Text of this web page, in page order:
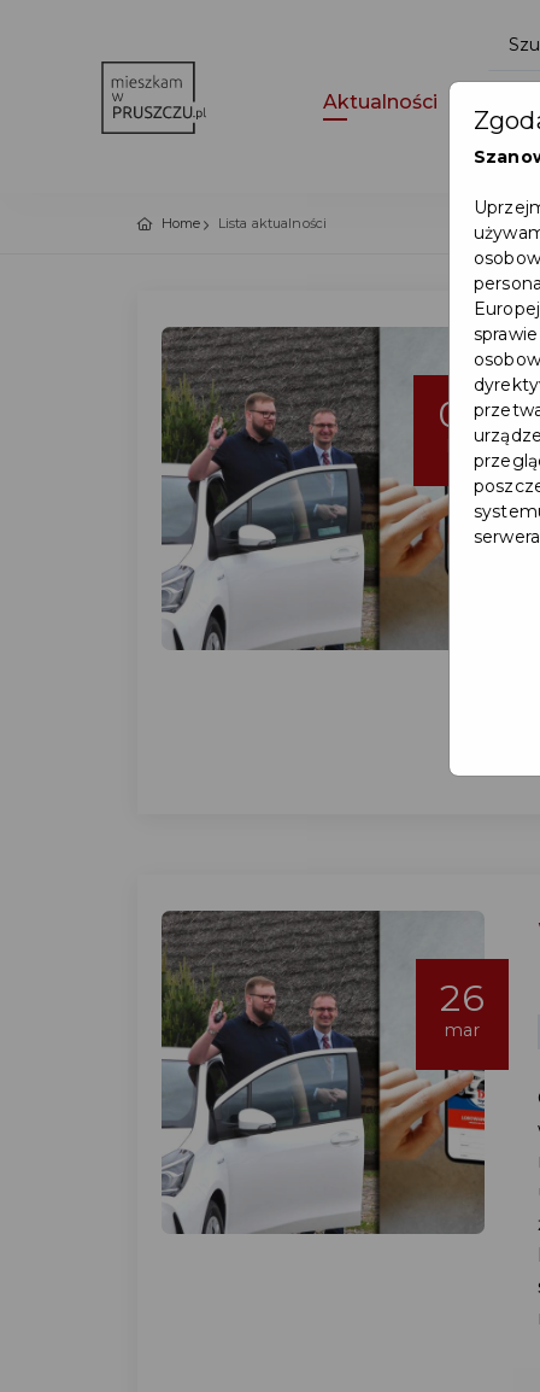
Aktualności
Home Lista aktualności
02
kwi
26
mar